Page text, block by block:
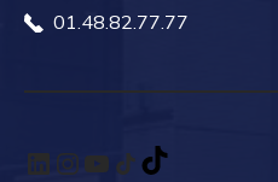
01.48.82.77.77
LinkedIn
Instagram
YouTube
TikTok